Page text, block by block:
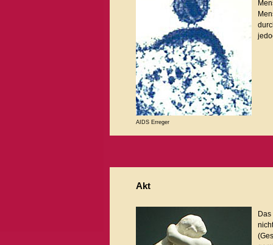
AIDS Erreger
Akt